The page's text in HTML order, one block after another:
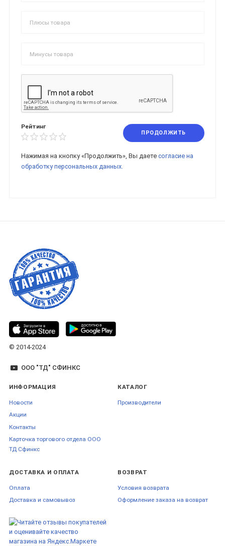
Рейтинг
ПРОДОЛЖИТЬ
Нажимая на кнопку «Продолжить», Вы даете согласие на
обработку персональных данных.
© 2014-2024
ООО "ТД" СФИНКС
ИНФОРМАЦИЯ
Новости
Акции
Контакты
Карточка торгового отдела ООО
ТД Сфинкс
КАТАЛОГ
Производители
ДОСТАВКА И ОПЛАТА
Оплата
Доставка и самовывоз
ВОЗВРАТ
Условия возврата
Оформление заказа на возврат